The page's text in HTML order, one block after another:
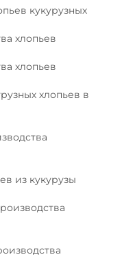
кукурузных
хлопьев
хлопьев
хлопьев в
из кукурузы